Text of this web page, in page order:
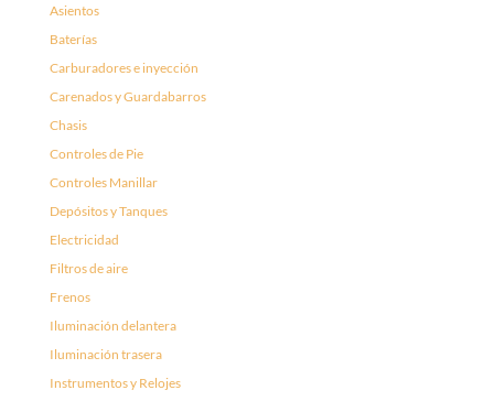
Asientos
Baterías
Carburadores e inyección
Carenados y Guardabarros
Chasis
Controles de Pie
Controles Manillar
Depósitos y Tanques
Electricidad
Filtros de aire
Frenos
Iluminación delantera
Iluminación trasera
Instrumentos y Relojes